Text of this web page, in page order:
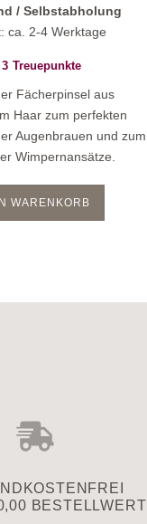
/ Selbstabholung
ca. 2-4 Werktage
3 Treuepunkte
Fächerpinsel aus
Haar zum perfekten
Augenbrauen und zum
Wimpernansätze.
WARENKORB
BESTELLWERT